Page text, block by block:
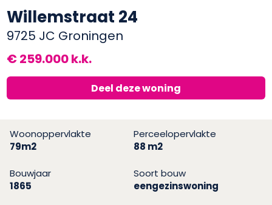
Willemstraat 24
9725 JC Groningen
€ 259.000 k.k.
Deel deze woning
Woonoppervlakte
79m2
Perceelopervlakte
88 m2
Bouwjaar
1865
Soort bouw
eengezinswoning